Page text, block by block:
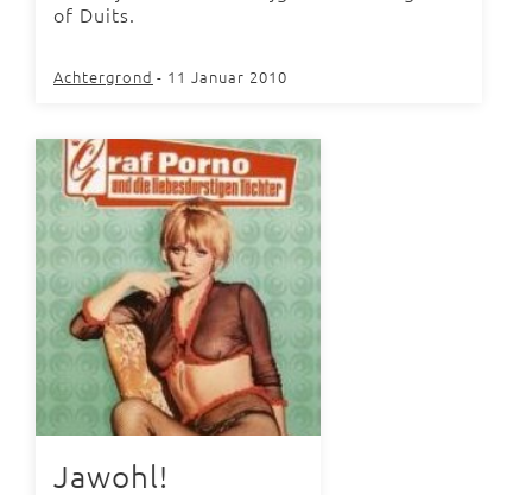
of Duits.
Achtergrond - 11 Januar 2010
Jawohl!